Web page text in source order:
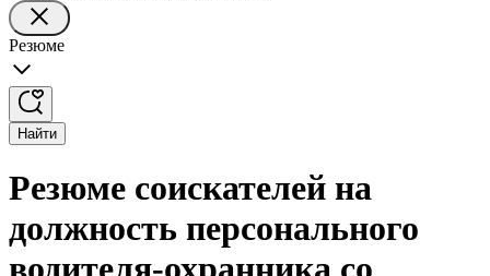
Резюме
Найти
Резюме соискателей на
должность персонального